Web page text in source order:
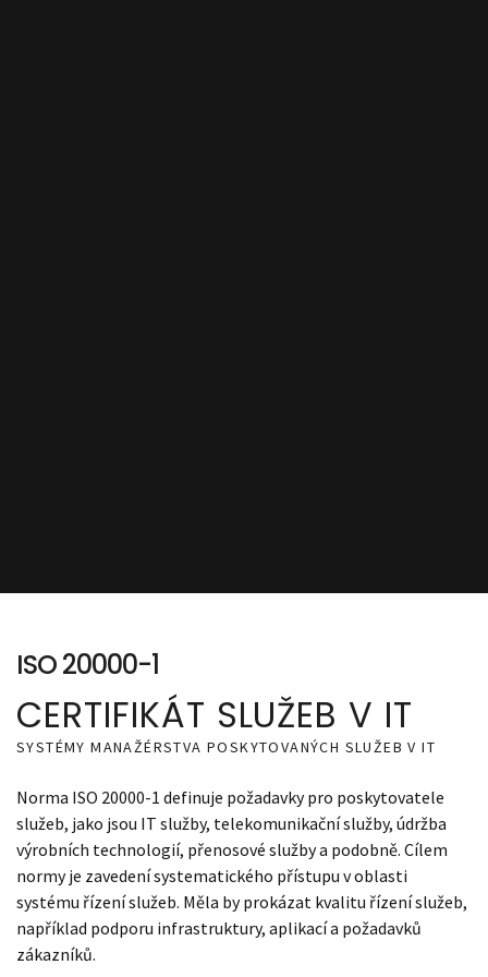
ISO 20000-1
CERTIFIKÁT SLUŽEB V IT
SYSTÉMY MANAŽÉRSTVA POSKYTOVANÝCH SLUŽEB V IT
Norma ISO 20000-1 definuje požadavky pro poskytovatele
služeb, jako jsou IT služby, telekomunikační služby, údržba
výrobních technologií, přenosové služby a podobně. Cílem
normy je zavedení systematického přístupu v oblasti
systému řízení služeb. Měla by prokázat kvalitu řízení služeb,
například podporu infrastruktury, aplikací a požadavků
zákazníků.